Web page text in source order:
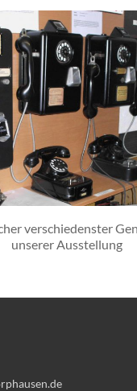
verschiedenster
unserer Ausstellung